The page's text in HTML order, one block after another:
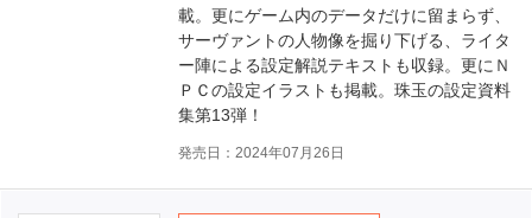
載。更にゲーム内のデータだけに留まらず、
サーヴァントの人物像を掘り下げる、ライタ
ー陣による設定解説テキストも収録。更にＮ
ＰＣの設定イラストも掲載。珠玉の設定資料
集第13弾！
発売日：2024年07月26日